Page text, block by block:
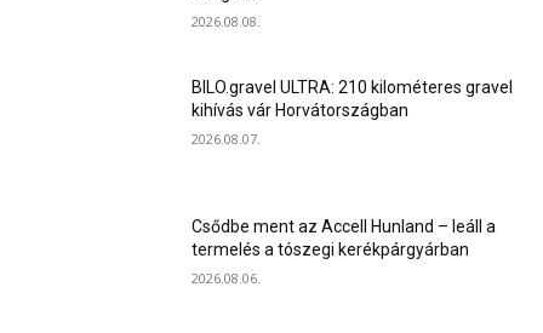
2026.08.08.
BILO.gravel ULTRA: 210 kilométeres gravel
kihívás vár Horvátországban
2026.08.07.
Csődbe ment az Accell Hunland – leáll a
termelés a tószegi kerékpárgyárban
2026.08.06.